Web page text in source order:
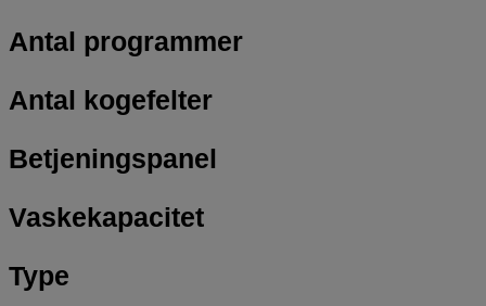
Antal programmer
Antal kogefelter
Betjeningspanel
Vaskekapacitet
Type